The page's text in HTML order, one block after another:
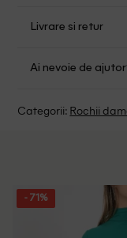
Nu folositi
Nu uscati in
Fara curatare
Livrare si retur
mare de 149.00 lei.
Ai nevoie de
Whatsapp/
Intrebari frecvente
Categorii: Rochii
- 71%